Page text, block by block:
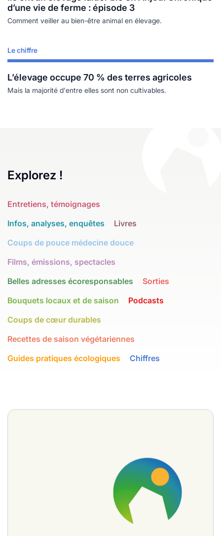
d’une vie de ferme : épisode 3
Comment veiller au bien-être animal en élevage.
Le chiffre
L’élevage occupe 70 % des terres agricoles
Mais la majorité d'entre elles sont non cultivables.
Lire plus
Explorez !
Entretiens, témoignages
Infos, analyses, enquêtes
Livres
Coups de pouce médecine douce
Films, émissions, spectacles
Belles adresses écoresponsables
Sorties
Bouquets locaux et de saison
Podcasts
Coups de cœur durables
Recettes de saison végétariennes
Guides pratiques écologiques
Chiffres